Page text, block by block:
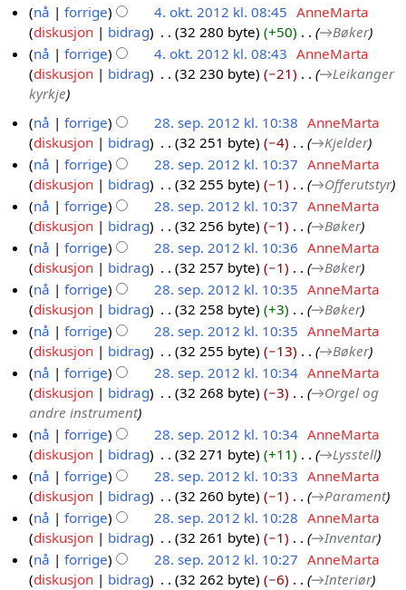
nå
forrige 4. okt. 2012 kl. 08:45 AnneMarta
diskusjon
bidrag 32 280 byte +50 →Bøker
nå
forrige 4. okt. 2012 kl. 08:43 AnneMarta
diskusjon
bidrag 32 230 byte −21 →Leikanger
kyrkje
8
s
p
2
1
nå forrige 28. sep. 2012 kl. 10:38 AnneMarta
diskusjon
bidrag 32 251 byte −4 →Kjelder
nå
forrige 28. sep. 2012 kl. 10:37 AnneMarta
diskusjon
bidrag 32 255 byte −1 →Offerutstyr
nå
forrige 28. sep. 2012 kl. 10:37 AnneMarta
diskusjon
bidrag 32 256 byte −1 →Bøker
nå
forrige 28. sep. 2012 kl. 10:36 AnneMarta
diskusjon
bidrag 32 257 byte −1 →Bøker
nå
forrige 28. sep. 2012 kl. 10:35 AnneMarta
diskusjon
bidrag 32 258 byte +3 →Bøker
nå
forrige 28. sep. 2012 kl. 10:35 AnneMarta
diskusjon
bidrag 32 255 byte −13 →Bøker
nå
forrige 28. sep. 2012 kl. 10:34 AnneMarta
diskusjon
bidrag 32 268 byte −3 →Orgel og
andre instrument
nå
forrige 28. sep. 2012 kl. 10:34 AnneMarta
diskusjon
bidrag 32 271 byte +11 →Lysstell
nå
forrige 28. sep. 2012 kl. 10:33 AnneMarta
diskusjon
bidrag 32 260 byte −1 →Parament
nå
forrige 28. sep. 2012 kl. 10:28 AnneMarta
diskusjon
bidrag 32 261 byte −1 →Inventar
nå
forrige 28. sep. 2012 kl. 10:27 AnneMarta
diskusjon
bidrag 32 262 byte −6 →Interiør